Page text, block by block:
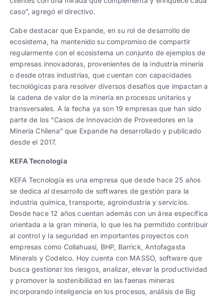
caso”, agregó el directivo.
Cabe destacar que Expande, en su rol de desarrollo de
ecosistema, ha mantenido su compromiso de compartir
regularmente con el ecosistema un conjunto de ejemplos de
empresas innovadoras, provenientes de la industria minería
o desde otras industrias, que cuentan con capacidades
tecnológicas para resolver diversos desafíos que impactan a
la cadena de valor de la minería en procesos unitarios y
transversales. A la fecha ya son 19 empresas que han sido
parte de los “Casos de Innovación de Proveedores en la
Minería Chilena” que Expande ha desarrollado y publicado
desde el 2017.
KEFA Tecnología
KEFA Tecnología es una empresa que desde hace 25 años
se dedica al desarrollo de softwares de gestión para la
industria química, transporte, agroindustria y servicios.
Desde hace 12 años cuentan además con un área específica
orientada a la gran minería, lo que les ha permitido contribuir
al control y la seguridad en importantes proyectos con
empresas como Collahuasi, BHP, Barrick, Antofagasta
Minerals y Codelco. Hoy cuenta con MASSO, software que
busca gestionar los riesgos, analizar, elevar la productividad
y promover la sostenibilidad en las faenas mineras
incorporando inteligencia en los procesos, análisis de Big